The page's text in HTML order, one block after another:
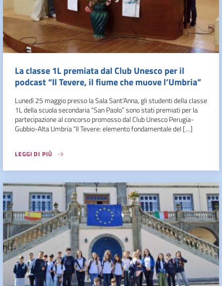
La classe 1L premiata dal Club Unesco per il
podcast “Il Tevere, il fiume che muove l’Umbria”
Lunedì 25 maggio presso la Sala Sant’Anna, gli studenti della classe
1L della scuola secondaria “San Paolo” sono stati premiati per la
partecipazione al concorso promosso dal Club Unesco Perugia-
Gubbio-Alta Umbria “Il Tevere: elemento fondamentale del […]
LEGGI DI PIÙ